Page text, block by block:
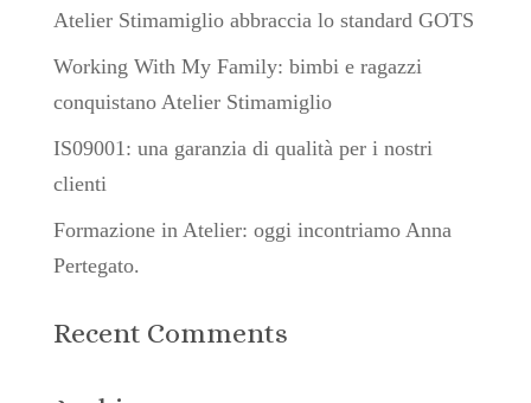
Atelier Stimamiglio abbraccia lo standard GOTS
Working With My Family: bimbi e ragazzi
conquistano Atelier Stimamiglio
IS09001: una garanzia di qualità per i nostri
clienti
Formazione in Atelier: oggi incontriamo Anna
Pertegato.
Recent Comments